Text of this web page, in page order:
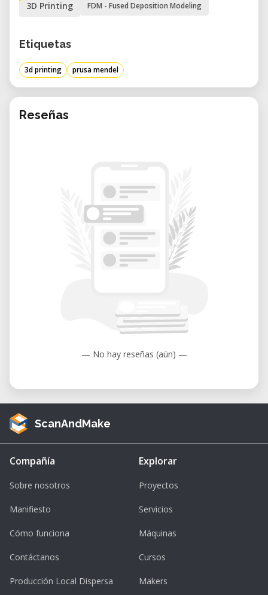
3D Printing FDM - Fused Deposition Modeling
Etiquetas
3d printing prusa mendel
Reseñas
— No hay reseñas (aún) —
ScanAndMake
Compañía
Sobre nosotros
Manifiesto
Cómo funciona
Contáctanos
Producción Local Dispersa
Explorar
Proyectos
Servicios
Máquinas
Cursos
Makers